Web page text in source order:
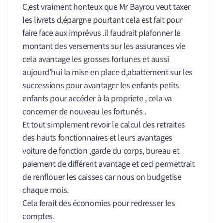
C,est vraiment honteux que Mr Bayrou veut taxer
les livrets d,épargne pourtant cela est fait pour
faire face aux imprévus .il faudrait plafonner le
montant des versements sur les assurances vie
cela avantage les grosses fortunes et aussi
aujourd’hui la mise en place d,abattement sur les
successions pour avantager les enfants petits
enfants pour accéder à la propriete , cela va
concerner de nouveau les fortunés .
Et tout simplement revoir le calcul des retraites
des hauts fonctionnaires et leurs avantages
voiture de fonction ,garde du corps, bureau et
paiement de différent avantage et ceci permettrait
de renflouer les caisses car nous on budgetise
chaque mois.
Cela ferait des économies pour redresser les
comptes.